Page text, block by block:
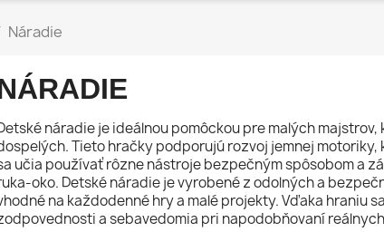
Náradie
náradie je ideálnou pomôckou pre malých
Tieto hračky podporujú rozvoj jemnej
učia používať rôzne nástroje bezpečným spôsobom a
oko. Detské náradie je vyrobené z odolných a
na každodenné hry a malé projekty. Vďaka hraniu
a sebavedomia pri napodobňovaní